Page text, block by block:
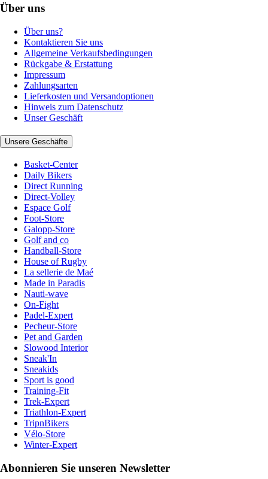
Über uns
Über uns?
Kontaktieren Sie uns
Allgemeine Verkaufsbedingungen
Rückgabe & Erstattung
Impressum
Zahlungsarten
Lieferkosten und Versandoptionen
Hinweis zum Datenschutz
Unser Geschäft
Unsere Geschäfte
Basket-Center
Daily Bikers
Direct Running
Direct-Volley
Espace Golf
Foot-Store
Galopp-Store
Golf and co
Handball-Store
House of Rugby
La sellerie de Maé
Made in Paradis
Nauti-wave
On-Fight
Padel-Expert
Pecheur-Store
Pet and Garden
Slowood Interior
Sneak'In
Sneakids
Sport is good
Training-Fit
Trek-Expert
Triathlon-Expert
TripnBikers
Vélo-Store
Winter-Expert
Abonnieren Sie unseren Newsletter